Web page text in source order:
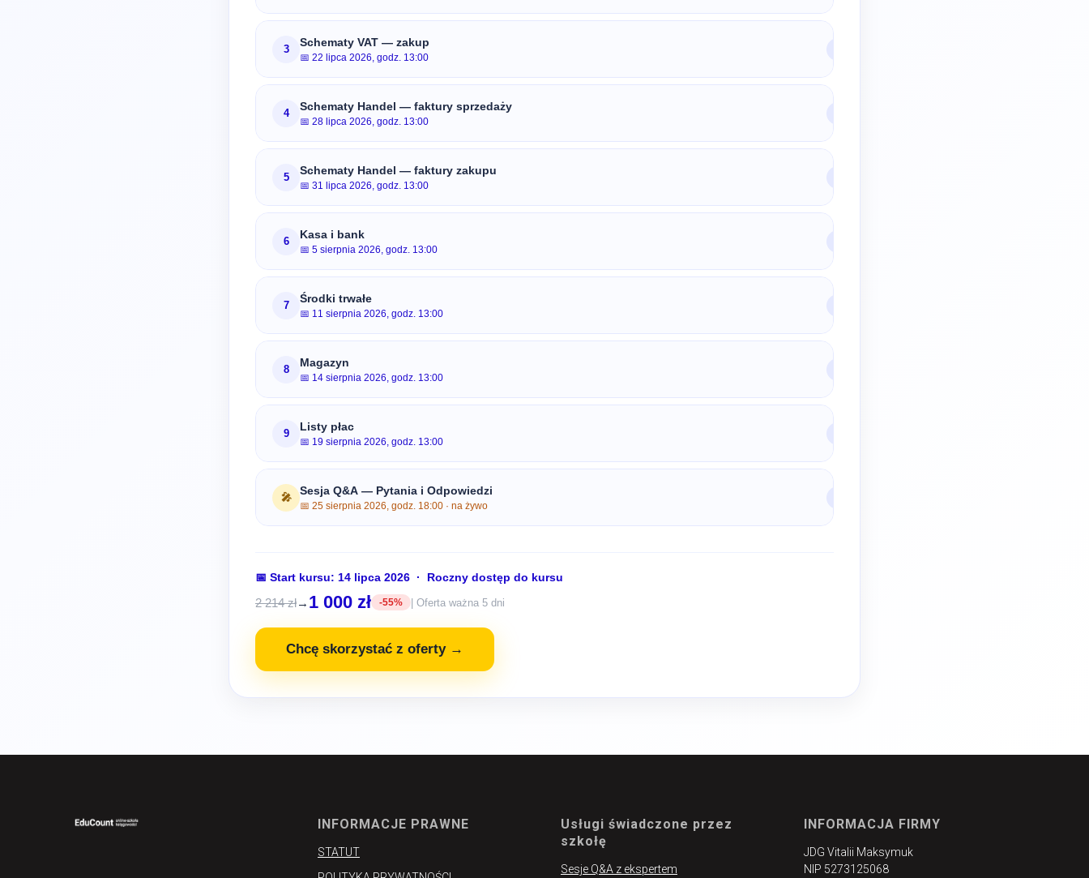
3
Schematy VAT — zakup
📅 22 lipca 2026, godz. 13:00
4
Schematy Handel — faktury sprzedaży
📅 28 lipca 2026, godz. 13:00
5
Schematy Handel — faktury zakupu
📅 31 lipca 2026, godz. 13:00
6
Kasa i bank
📅 5 sierpnia 2026, godz. 13:00
7
Środki trwałe
📅 11 sierpnia 2026, godz. 13:00
8
Magazyn
📅 14 sierpnia 2026, godz. 13:00
9
Listy płac
📅 19 sierpnia 2026, godz. 13:00
🎤
Sesja Q&A — Pytania i Odpowiedzi
📅 25 sierpnia 2026, godz. 18:00 · na żywo
📅 Start kursu: 14 lipca 2026 · Roczny dostęp do kursu
2 214 zł→ 1 000 zł -55% | Oferta ważna 5 dni
Chcę skorzystać z oferty →
INFORMACJE PRAWNE
STATUT
Usługi świadczone przez
szkołę
Sesje Q&A z ekspertem
INFORMACJA FIRMY
JDG Vitalii Maksymuk
NIP 5273125068